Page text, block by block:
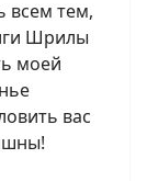
всем тем,
Шрилы
моей
вас